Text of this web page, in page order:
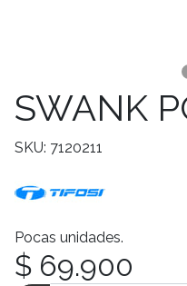
SWANK
SKU: 7120211
Pocas unidades.
$ 69.900